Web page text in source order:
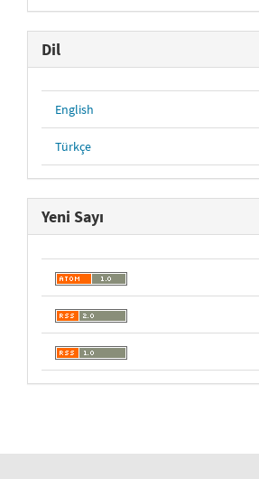
Dil
English
Türkçe
Yeni Sayı